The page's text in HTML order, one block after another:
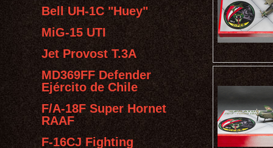
Bell UH-1C "Huey"
MiG-15 UTI
Jet Provost T.3A
MD369FF Defender
Ejército de Chile
F/A-18F Super Hornet
RAAF
F-16CJ Fighting